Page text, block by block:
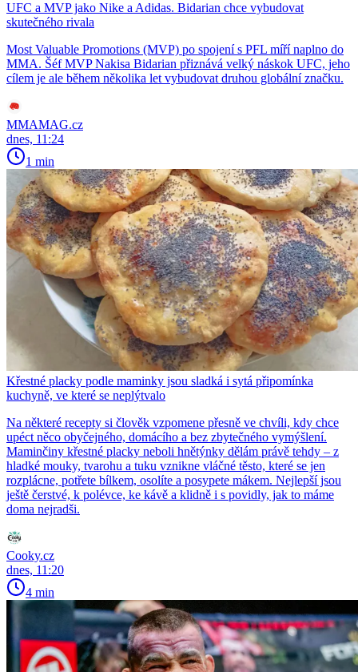
UFC a MVP jako Nike a Adidas. Bidarian chce vybudovat
skutečného rivala
Most Valuable Promotions (MVP) po spojení s PFL míří naplno do
MMA. Šéf MVP Nakisa Bidarian přiznává velký náskok UFC, jeho
cílem je ale během několika let vybudovat druhou globální značku.
MMAMAG.cz
dnes, 11:24
1 min
Křestné placky podle maminky jsou sladká i sytá připomínka
kuchyně, ve které se neplýtvalo
Na některé recepty si člověk vzpomene přesně ve chvíli, kdy chce
upéct něco obyčejného, domácího a bez zbytečného vymýšlení.
Maminčiny křestné placky neboli hnětýnky dělám právě tehdy – z
hladké mouky, tvarohu a tuku vznikne vláčné těsto, které se jen
rozplácne, potřete bílkem, osolíte a posypete mákem. Nejlepší jsou
ještě čerstvé, k polévce, ke kávě a klidně i s povidly, jak to máme
doma nejradši.
Cooky.cz
dnes, 11:20
4 min